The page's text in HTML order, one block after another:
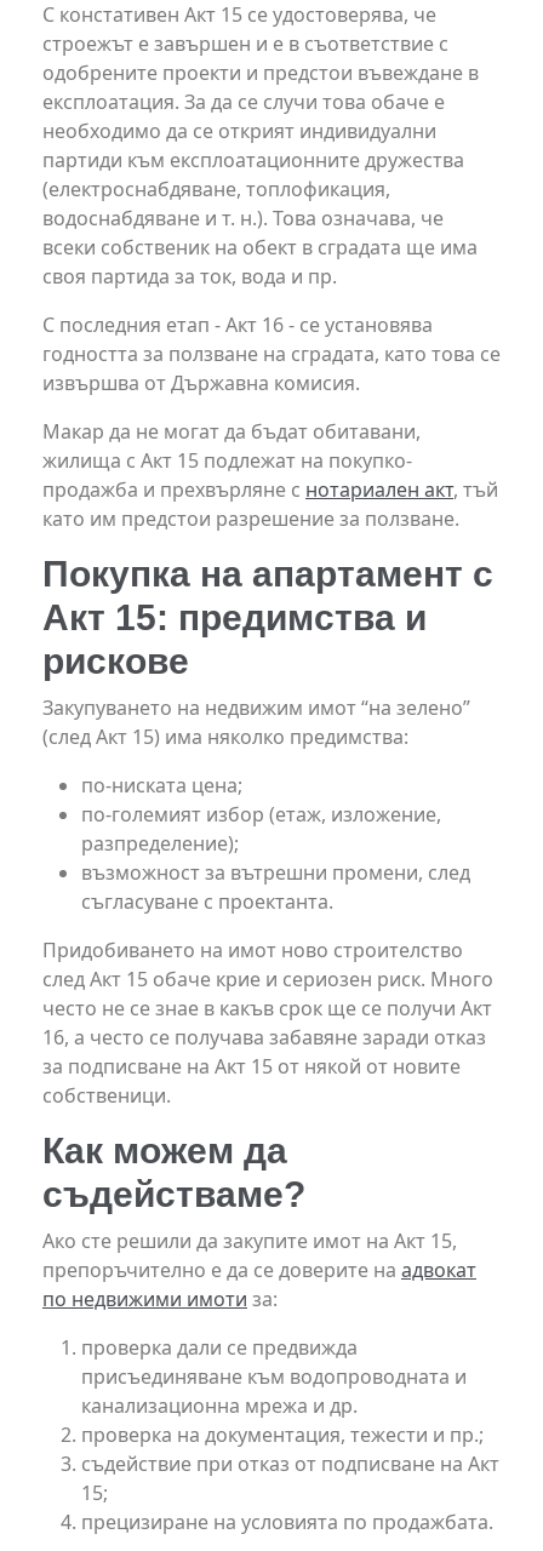
С констативен Акт 15 се удостоверява, че
строежът е завършен и е в съответствие с
одобрените проекти и предстои въвеждане в
експлоатация. За да се случи това обаче е
необходимо да се открият индивидуални
партиди към експлоатационните дружества
(електроснабдяване, топлофикация,
водоснабдяване и т. н.). Това означава, че
всеки собственик на обект в сградата ще има
своя партида за ток, вода и пр.
С последния етап - Акт 16 - се установява
годността за ползване на сградата, като това се
извършва от Държавна комисия.
Макар да не могат да бъдат обитавани,
жилища с Акт 15 подлежат на покупко-
продажба и прехвърляне с нотариален акт, тъй
като им предстои разрешение за ползване.
Покупка на апартамент с
Акт 15: предимства и
рискове
Закупуването на недвижим имот “на зелено”
(след Акт 15) има няколко предимства:
по-ниската цена;
по-големият избор (етаж, изложение,
разпределение);
възможност за вътрешни промени, след
съгласуване с проектанта.
Придобиването на имот ново строителство
след Акт 15 обаче крие и сериозен риск. Много
често не се знае в какъв срок ще се получи Акт
16, а често се получава забавяне заради отказ
за подписване на Акт 15 от някой от новите
собственици.
Как можем да
съдействаме?
Ако сте решили да закупите имот на Акт 15,
препоръчително е да се доверите на адвокат
по недвижими имоти за:
проверка дали се предвижда
присъединяване към водопроводната и
канализационна мрежа и др.
проверка на документация, тежести и пр.;
съдействие при отказ от подписване на Акт
15;
прецизиране на условията по продажбата.